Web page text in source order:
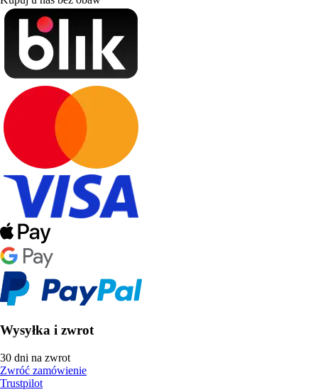
Wysyłka i zwrot
30 dni na zwrot
Zwróć zamówienie
Trustpilot